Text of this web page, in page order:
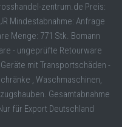
zentrum.de Preis:
Mindestabnahme: Anfrage
Menge: 771 Stk. Bomann
- ungeprüfte Retourware
mit Transportschäden -
, Waschmaschinen,
Gesamtabnahme
für Export Deutschland